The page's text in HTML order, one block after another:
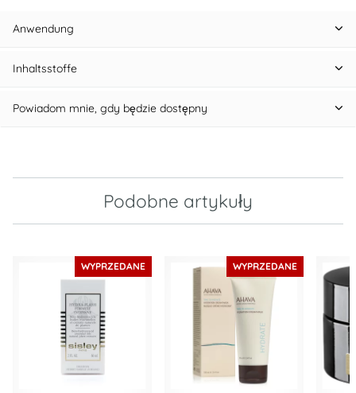
Anwendung
Inhaltsstoffe
Powiadom mnie, gdy będzie dostępny
Podobne artykuły
WYPRZEDANE WYPRZEDANE